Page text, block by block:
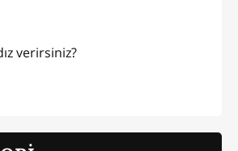
verirsiniz?